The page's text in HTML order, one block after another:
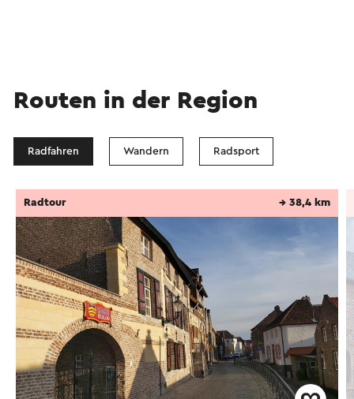
Routen in der Region
Radfahren Wandern Radsport
Radtour → 38,4 km